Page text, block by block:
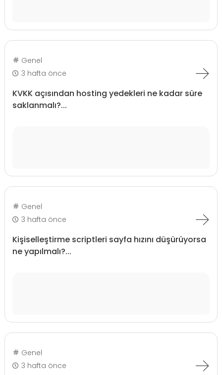
Genel
3 hafta önce
KVKK açısından hosting yedekleri ne kadar süre
saklanmalı?...
Genel
3 hafta önce
Kişiselleştirme scriptleri sayfa hızını düşürüyorsa
ne yapılmalı?...
Genel
3 hafta önce